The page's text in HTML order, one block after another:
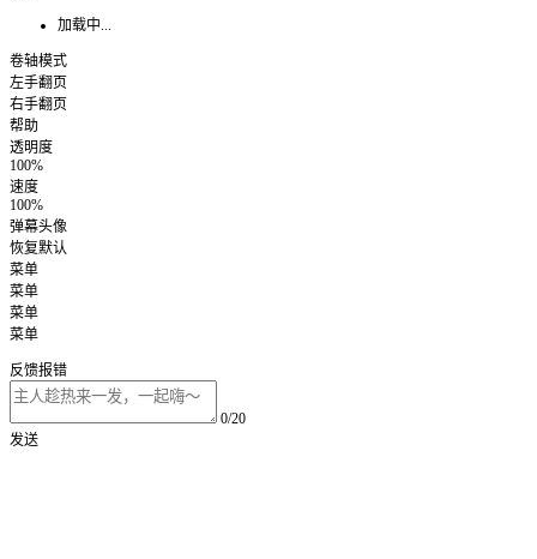
加载中...
卷轴模式
左手翻页
右手翻页
帮助
透明度
100%
速度
100%
弹幕头像
恢复默认
菜单
菜单
菜单
菜单
反馈报错
0/20
发送